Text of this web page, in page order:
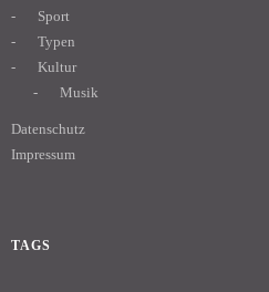
Sport
Typen
Kultur
Musik
Datenschutz
Impressum
TAGS